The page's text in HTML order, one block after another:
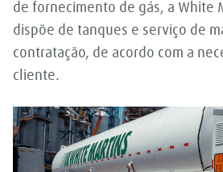
de fornecimento de gás, a White
dispõe de tanques e serviço de
contratação, de acordo com a
cliente.